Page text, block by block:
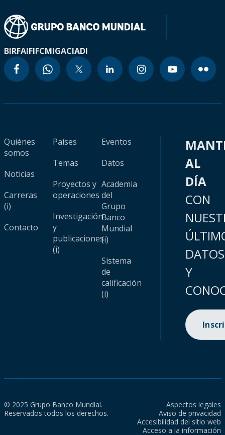
BIRFAIFIFCMIGACIADI
Quiénes
somos
Noticias
Carreras
(i)
Contacto
Países
Temas
Proyectos y
operaciones
Investigación
y
publicaciones
(i)
Eventos
Datos
Academia
del
Grupo
Banco
Mundial
(i)
Sistema
de
calificación
(i)
AL
DÍA
CON
DATOS
Y
© 2025 Grupo Banco Mundial.
Reservados todos los derechos.
Aspectos legales
Aviso de privacidad
Accesibilidad del sitio web
Acceso a la información